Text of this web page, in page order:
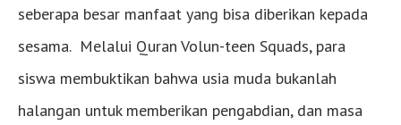
seberapa besar manfaat yang bisa diberikan kepada
sesama. Melalui Quran Volun-teen Squads, para
siswa membuktikan bahwa usia muda bukanlah
halangan untuk memberikan pengabdian, dan masa